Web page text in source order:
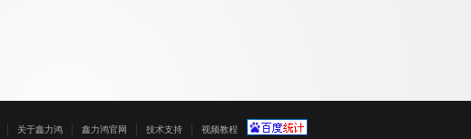
关于鑫力鸿 鑫力鸿官网 技术支持 视频教程